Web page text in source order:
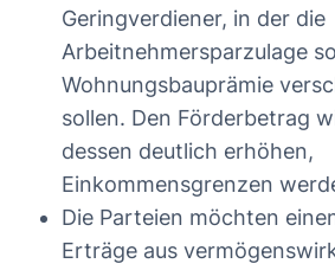
Geringverdiener, in der die
Arbeitnehmersparzulage
Wohnungsbauprämie
sollen. Den Förderbetrag
dessen deutlich erhöhen,
Einkommensgrenzen
Die Parteien möchten
Erträge aus